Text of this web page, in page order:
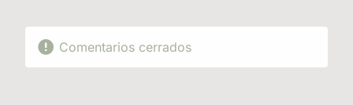
Comentarios cerrados